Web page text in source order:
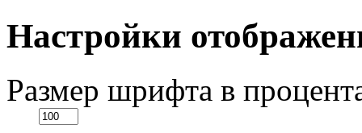
Настройки
Размер шрифта в